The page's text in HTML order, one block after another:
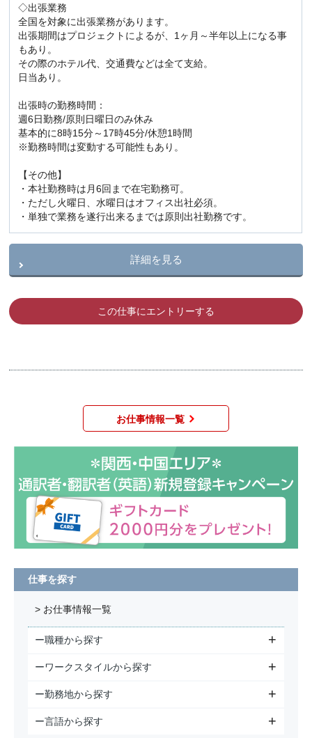
◇出張業務
全国を対象に出張業務があります。
出張期間はプロジェクトによるが、1ヶ月～半年以上になる事
もあり。
その際のホテル代、交通費などは全て支給。
日当あり。
出張時の勤務時間：
週6日勤務/原則日曜日のみ休み
基本的に8時15分～17時45分/休憩1時間
※勤務時間は変動する可能性もあり。
【その他】
・本社勤務時は月6回まで在宅勤務可。
・ただし火曜日、水曜日はオフィス出社必須。
・単独で業務を遂行出来るまでは原則出社勤務です。
詳細を見る
この仕事にエントリーする
お仕事情報一覧
仕事を探す
> お仕事情報一覧
ー職種から探す
ーワークスタイルから探す
ー勤務地から探す
ー言語から探す